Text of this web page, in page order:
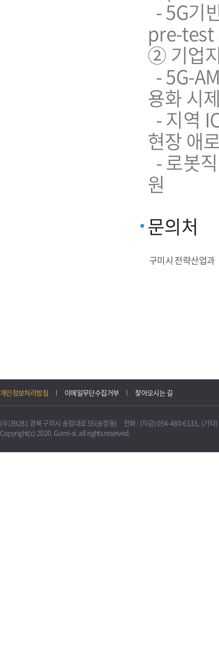
- 5G기
pre-test
➁ 기업
- 5G-
용화 시
- 지역
현장 애
- 로봇
원
문의처
구미시 전략산업과
개인정보처리방침 이메일무단수집거부 찾아오시는 길
(우)39281 경북 구미시 송정대로 55(송정동) 전화 : (자금) 054-480-6133, (기타
Copyright(c) 2020. Gumi-si. all rights reserved.